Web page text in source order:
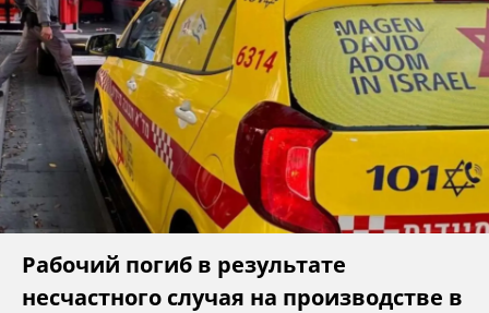
Рабочий погиб в результате
несчастного случая на производстве в